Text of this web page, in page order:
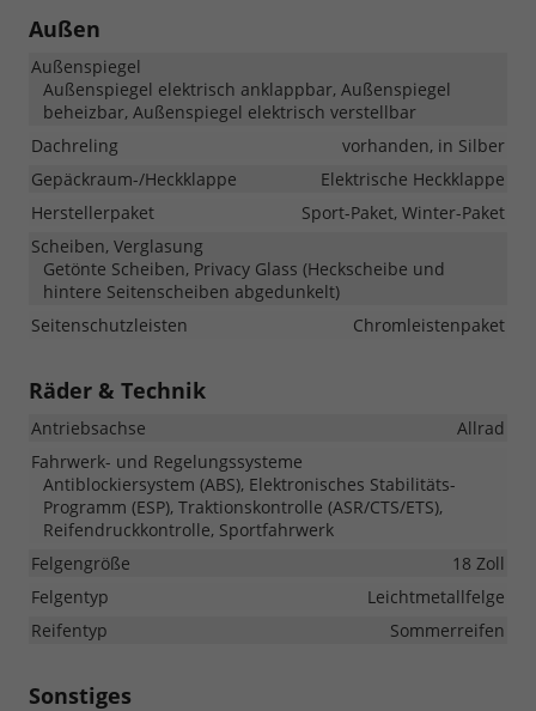
Außen
Außenspiegel
Außenspiegel elektrisch anklappbar, Außenspiegel
beheizbar, Außenspiegel elektrisch verstellbar
Dachreling
vorhanden, in Silber
Gepäckraum-/Heckklappe
Elektrische Heckklappe
Herstellerpaket
Sport-Paket, Winter-Paket
Scheiben, Verglasung
Getönte Scheiben, Privacy Glass (Heckscheibe und
hintere Seitenscheiben abgedunkelt)
Seitenschutzleisten
Chromleistenpaket
Räder & Technik
Antriebsachse
Allrad
Fahrwerk- und Regelungssysteme
Antiblockiersystem (ABS), Elektronisches Stabilitäts-
Programm (ESP), Traktionskontrolle (ASR/CTS/ETS),
Reifendruckkontrolle, Sportfahrwerk
Felgengröße
18 Zoll
Felgentyp
Leichtmetallfelge
Reifentyp
Sommerreifen
Sonstiges